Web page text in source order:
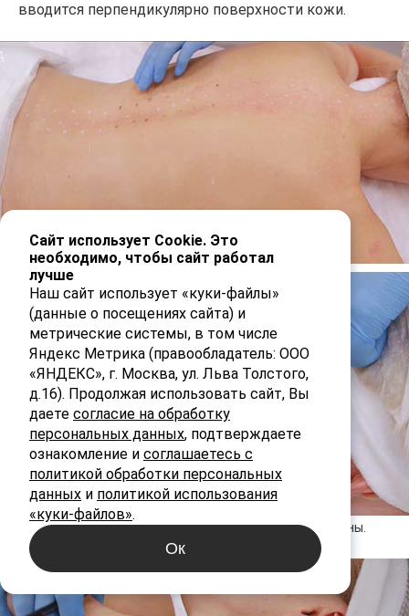
вводится перпендикулярно поверхности кожи.
РИС. 5. А — разметка. Б — инъекции в области спины.
Сайт использует Cookie. Это
необходимо, чтобы сайт работал
лучше
Наш сайт использует «куки-файлы»
(данные о посещениях сайта) и
метрические системы, в том числе
Яндекс Метрика (правообладатель: ООО
«ЯНДЕКС», г. Москва, ул. Льва Толстого,
д.16). Продолжая использовать сайт, Вы
даете согласие на обработку
персональных данных, подтверждаете
ознакомление и соглашаетесь с
политикой обработки персональных
данных и политикой использования
«куки-файлов».
Ок